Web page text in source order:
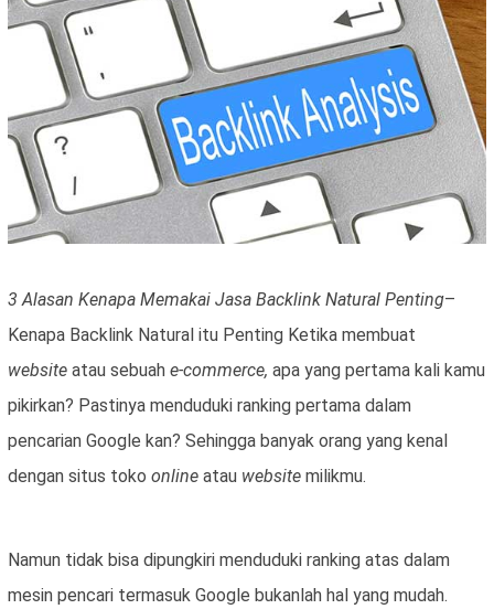
3 Alasan Kenapa Memakai Jasa Backlink Natural Penting–
Kenapa Backlink Natural itu Penting Ketika membuat
website atau sebuah e-commerce, apa yang pertama kali kamu
pikirkan? Pastinya menduduki ranking pertama dalam
pencarian Google kan? Sehingga banyak orang yang kenal
dengan situs toko online atau website milikmu.
Namun tidak bisa dipungkiri menduduki ranking atas dalam
mesin pencari termasuk Google bukanlah hal yang mudah.